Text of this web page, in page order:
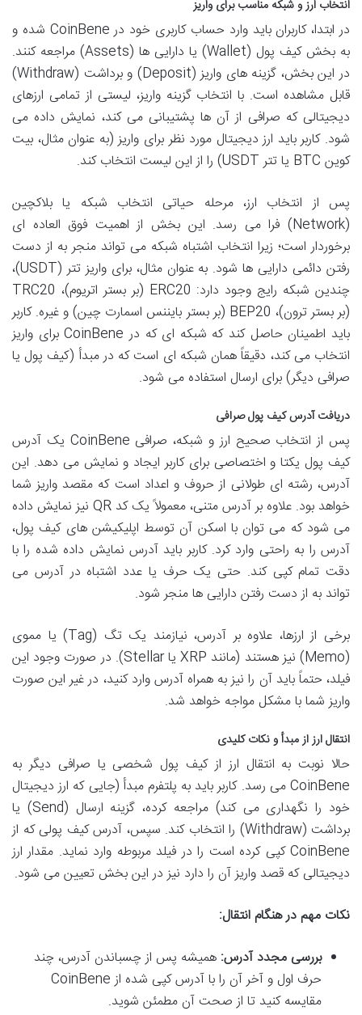
انتخاب ارز و شبکه مناسب برای واریز
در ابتدا، کاربران باید وارد حساب کاربری خود در CoinBene شده و
به بخش کیف پول (Wallet) یا دارایی ها (Assets) مراجعه کنند.
در این بخش، گزینه های واریز (Deposit) و برداشت (Withdraw)
قابل مشاهده است. با انتخاب گزینه واریز، لیستی از تمامی ارزهای
دیجیتالی که صرافی از آن ها پشتیبانی می کند، نمایش داده می
شود. کاربر باید ارز دیجیتال مورد نظر برای واریز (به عنوان مثال، بیت
کوین BTC یا تتر USDT) را از این لیست انتخاب کند.
پس از انتخاب ارز، مرحله حیاتی انتخاب شبکه یا بلاکچین
(Network) فرا می رسد. این بخش از اهمیت فوق العاده ای
برخوردار است؛ زیرا انتخاب اشتباه شبکه می تواند منجر به از دست
رفتن دائمی دارایی ها شود. به عنوان مثال، برای واریز تتر (USDT)،
چندین شبکه رایج وجود دارد: ERC20 (بر بستر اتریوم)، TRC20
(بر بستر ترون)، BEP20 (بر بستر بایننس اسمارت چین) و غیره. کاربر
باید اطمینان حاصل کند که شبکه ای که در CoinBene برای واریز
انتخاب می کند، دقیقاً همان شبکه ای است که در مبدأ (کیف پول یا
صرافی دیگر) برای ارسال استفاده می شود.
دریافت آدرس کیف پول صرافی
پس از انتخاب صحیح ارز و شبکه، صرافی CoinBene یک آدرس
کیف پول یکتا و اختصاصی برای کاربر ایجاد و نمایش می دهد. این
آدرس، رشته ای طولانی از حروف و اعداد است که مقصد واریز شما
خواهد بود. علاوه بر آدرس متنی، معمولاً یک کد QR نیز نمایش داده
می شود که می توان با اسکن آن توسط اپلیکیشن های کیف پول،
آدرس را به راحتی وارد کرد. کاربر باید آدرس نمایش داده شده را با
دقت تمام کپی کند. حتی یک حرف یا عدد اشتباه در آدرس می
تواند به از دست رفتن دارایی ها منجر شود.
برخی از ارزها، علاوه بر آدرس، نیازمند یک تگ (Tag) یا مموی
(Memo) نیز هستند (مانند XRP یا Stellar). در صورت وجود این
فیلد، حتماً باید آن را نیز به همراه آدرس وارد کنید، در غیر این صورت
واریز شما با مشکل مواجه خواهد شد.
انتقال ارز از مبدأ و نکات کلیدی
حالا نوبت به انتقال ارز از کیف پول شخصی یا صرافی دیگر به
CoinBene می رسد. کاربر باید به پلتفرم مبدأ (جایی که ارز دیجیتال
خود را نگهداری می کند) مراجعه کرده، گزینه ارسال (Send) یا
برداشت (Withdraw) را انتخاب کند. سپس، آدرس کیف پولی که از
CoinBene کپی کرده است را در فیلد مربوطه وارد نماید. مقدار ارز
دیجیتالی که قصد واریز آن را دارد نیز در این بخش تعیین می شود.
نکات مهم در هنگام انتقال:
بررسی مجدد آدرس: همیشه پس از چسباندن آدرس، چند
حرف اول و آخر آن را با آدرس کپی شده از CoinBene
مقایسه کنید تا از صحت آن مطمئن شوید.